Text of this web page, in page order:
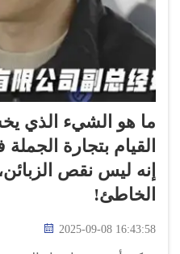
ما هو الشيء الذي
القيام بتجارة
إنه ليس نقص
الخاطئ!
2025-09-08 16:43:58